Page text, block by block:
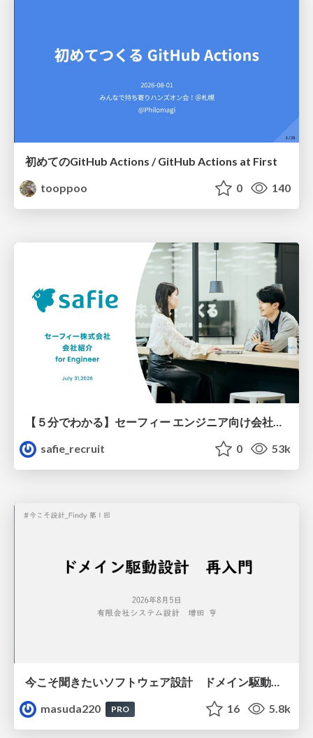
初めてのGitHub Actions / GitHub Actions at First
tooppoo
0 140
safie_recruit
0 53k
今こそ聞きたいソフトウェア設計 ドメイン駆動設計再入門
masuda220
PRO 16 5.8k